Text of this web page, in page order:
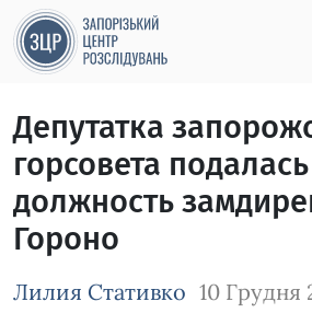
Депутатка
горсовета
должность
Гороно
Лилия Стативко 10 Грудня